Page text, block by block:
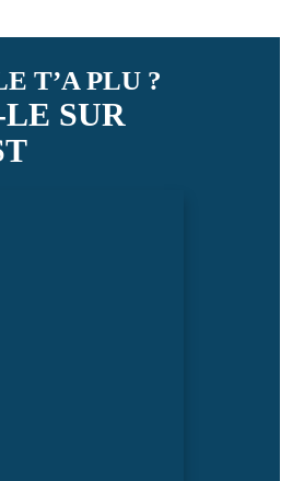
T’A PLU ?
SUR